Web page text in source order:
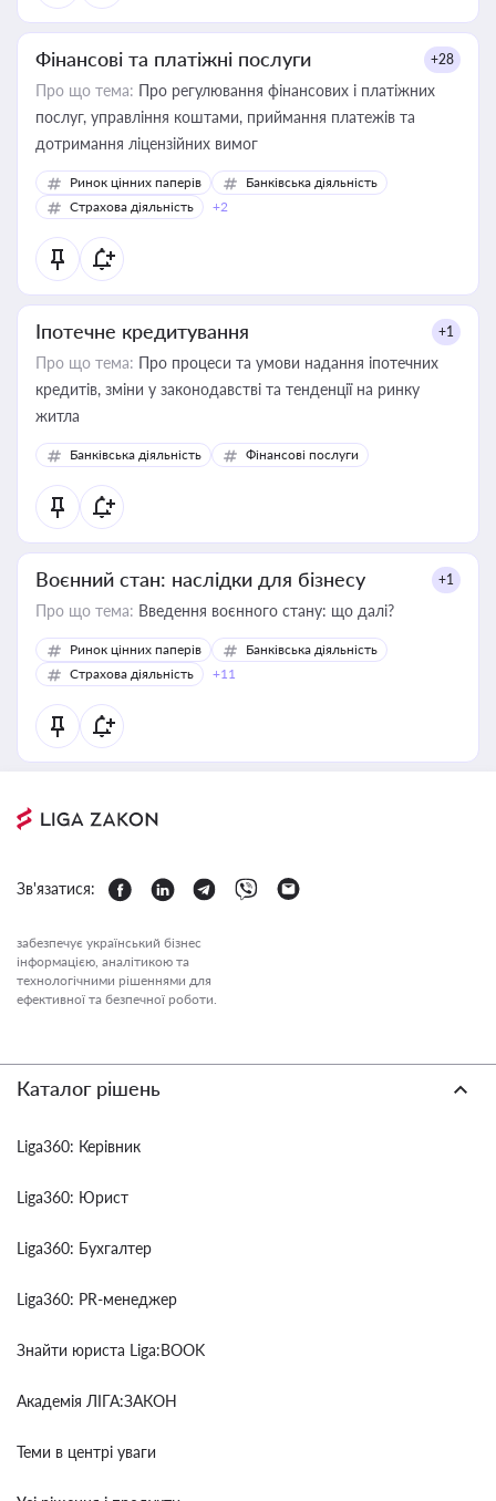
Фінансові та платіжні послуги +28
Про що тема: Про регулювання фінансових і платіжних
послуг, управління коштами, приймання платежів та
дотримання ліцензійних вимог
Ринок цінних паперів
Банківська діяльність
Страхова діяльність
+2
Іпотечне кредитування +1
Про що тема: Про процеси та умови надання іпотечних
кредитів, зміни у законодавстві та тенденції на ринку
житла
Банківська діяльність Фінансові послуги
Воєнний стан: наслідки для бізнесу +1
Про що тема: Введення воєнного стану: що далі?
Ринок цінних паперів
Банківська діяльність
Страхова діяльність
+11
Зв'язатися:
забезпечує український бізнес
інформацією, аналітикою та
технологічними рішеннями для
ефективної та безпечної роботи.
Каталог рішень
Liga360: Керівник
Liga360: Юрист
Liga360: Бухгалтер
Liga360: PR-менеджер
Знайти юриста Liga:BOOK
Академія ЛІГА:ЗАКОН
Теми в центрі уваги